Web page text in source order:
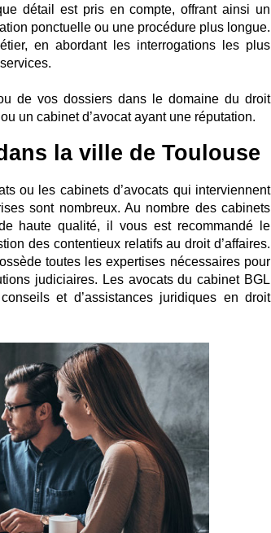
détail est pris en compte, offrant ainsi un
ponctuelle ou une procédure plus longue.
en abordant les interrogations les plus
de vos dossiers dans le domaine du droit
un cabinet d’avocat ayant une réputation.
la ville de Toulouse
ou les cabinets d’avocats qui interviennent
sont nombreux. Au nombre des cabinets
haute qualité, il vous est recommandé le
des contentieux relatifs au droit d’affaires.
toutes les expertises nécessaires pour
judiciaires. Les avocats du cabinet BGL
et d’assistances juridiques en droit